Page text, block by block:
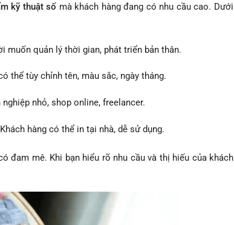
kỹ thuật số mà khách hàng đang có nhu cầu cao. Dưới
muốn quản lý thời gian, phát triển bản thân.
thể tùy chỉnh tên, màu sắc, ngày tháng.
nhỏ, shop online, freelancer.
Khách hàng có thể in tại nhà, dễ sử dụng.
đam mê. Khi bạn hiểu rõ nhu cầu và thị hiếu của khách